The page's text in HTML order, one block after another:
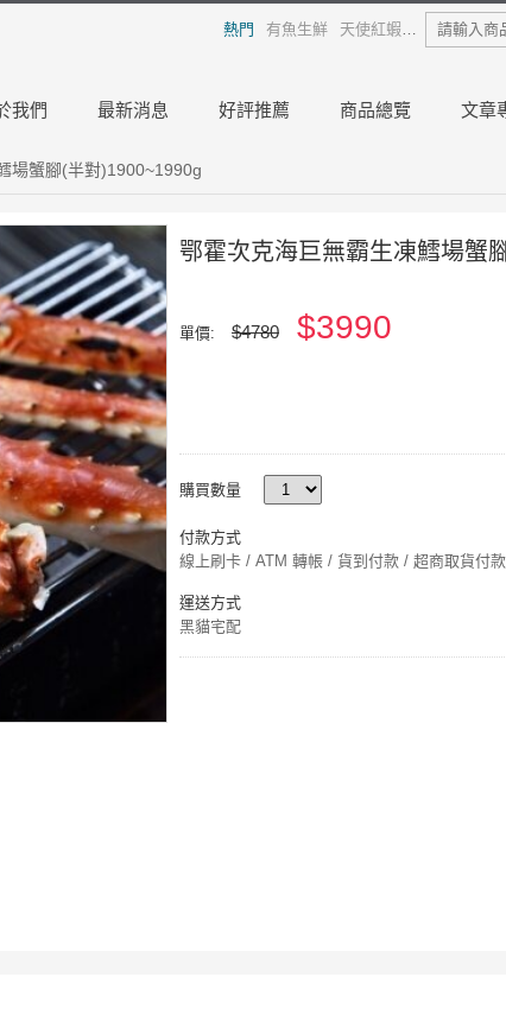
熱門 有魚生鮮 天使紅蝦 熟白蝦 龍膽
我們 最新消息 好評推薦 商品總覽 文章
場蟹腳(半對)1900~1990g
鄂霍次克海巨無霸生凍鱈場蟹
單價: $4780 $3990
購買數量
付款方式
線上刷卡 / ATM 轉帳 / 貨到付款 / 超商取貨付款
運送方式
黑貓宅配